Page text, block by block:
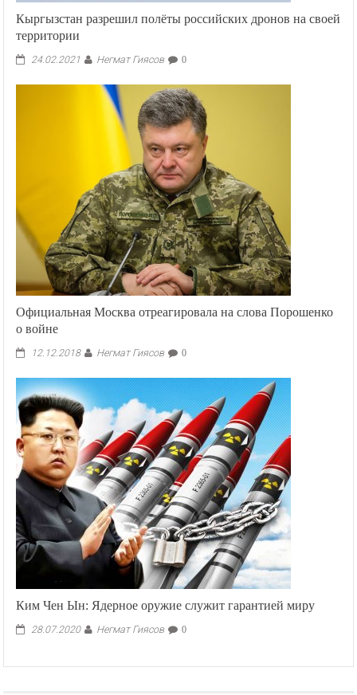
Кыргызстан разрешил полёты российских дронов на своей
территории
24.02.2021 Негмат Гиясов 0
Официальная Москва отреагировала на слова Порошенко
о войне
12.12.2018 Негмат Гиясов 0
Ким Чен Ын: Ядерное оружие служит гарантией миру
28.07.2020 Негмат Гиясов 0